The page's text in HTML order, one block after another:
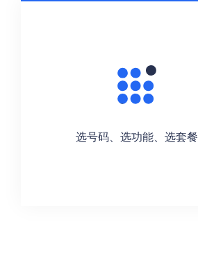
选号码、选功能、选套餐